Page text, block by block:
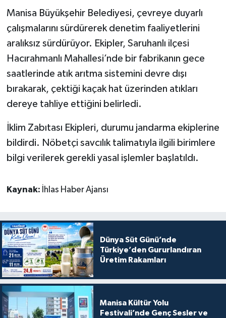
Manisa Büyükşehir Belediyesi, çevreye duyarlı
çalışmalarını sürdürerek denetim faaliyetlerini
aralıksız sürdürüyor. Ekipler, Saruhanlı ilçesi
Hacırahmanlı Mahallesi’nde bir fabrikanın gece
saatlerinde atık arıtma sistemini devre dışı
bırakarak, çektiği kaçak hat üzerinden atıkları
dereye tahliye ettiğini belirledi.
İklim Zabıtası Ekipleri, durumu jandarma ekiplerine
bildirdi. Nöbetçi savcılık talimatıyla ilgili birimlere
bilgi verilerek gerekli yasal işlemler başlatıldı.
Kaynak: İhlas Haber Ajansı
Dünya Süt Günü’nde
Türkiye’den Gururlandıran
Üretim Rakamları
Manisa Kültür Yolu
Festivali’nde Genç Sesler ve